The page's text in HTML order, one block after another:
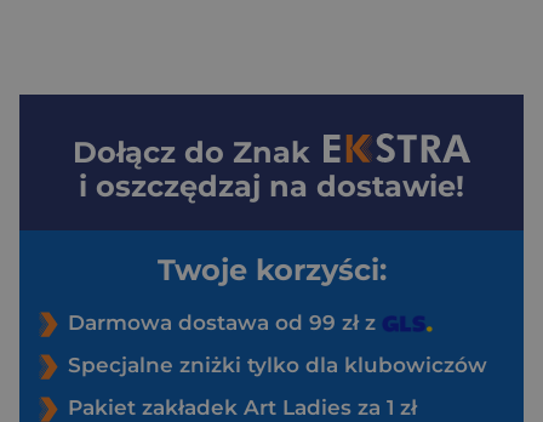
Dołącz do Znak
i oszczędzaj na dostawie!
Twoje korzyści:
Darmowa dostawa od 99 zł z
Specjalne zniżki tylko dla klubowiczów
Pakiet zakładek Art Ladies za 1 zł